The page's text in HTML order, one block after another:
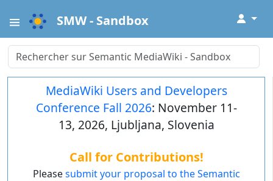
SMW - Sandbox ↓
MediaWiki Users and Developers
Conference Fall 2026: November 11-
13, 2026, Ljubljana, Slovenia
Call for Contributions!
Pleasesubmit your proposal to the Semantic